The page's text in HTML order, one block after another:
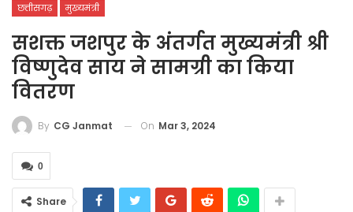
छत्तीसगढ़ मुख्यमंत्री
सशक्त जशपुर के अंतर्गत मुख्यमंत्री श्री
विष्णुदेव साय ने सामग्री का किया
वितरण
By CG Janmat On Mar 3, 2024
0
Share